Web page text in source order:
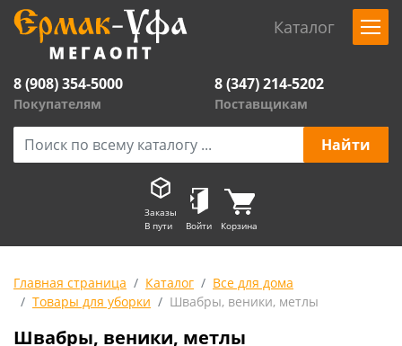
Каталог
8 (908) 354-5000
Покупателям
8 (347) 214-5202
Поставщикам
Заказы
В пути
Войти Корзина
Главная страница Каталог
Все для дома
Товары для уборки
Швабры, веники, метлы
Швабры, веники, метлы